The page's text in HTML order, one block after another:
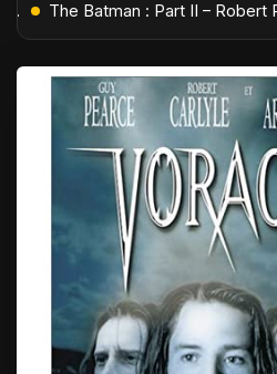
L'Âge de Glace : Le Réveil du Volcan – Manny, Sid et Diego de retour pour une aventure explosive